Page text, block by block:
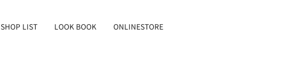
SHOP LIST LOOK BOOK ONLINESTORE